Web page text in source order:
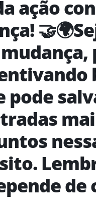
ação
de